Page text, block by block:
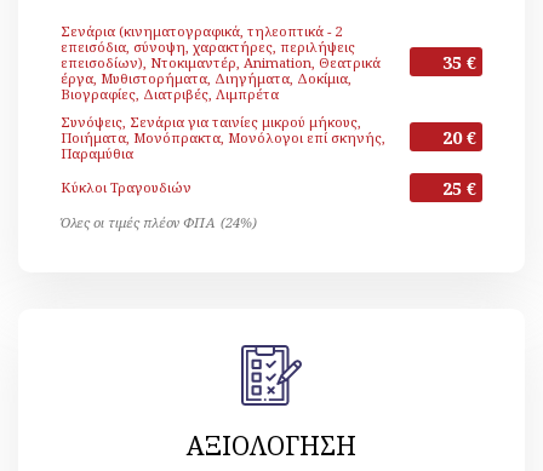
Σενάρια (κινηματογραφικά, τηλεοπτικά - 2
επεισόδια, σύνοψη, χαρακτήρες, περιλήψεις
επεισοδίων), Ντοκιμαντέρ, Animation, Θεατρικά
έργα, Μυθιστορήματα, Διηγήματα, Δοκίμια,
Βιογραφίες, Διατριβές, Λιμπρέτα
35 €
Συνόψεις, Σενάρια για ταινίες μικρού μήκους,
Ποιήματα, Μονόπρακτα, Μονόλογοι επί σκηνής,
Παραμύθια
20 €
Κύκλοι Τραγουδιών 25 €
Όλες οι τιμές πλέον ΦΠΑ (24%)
ΑΞΙΟΛΟΓΗΣΗ